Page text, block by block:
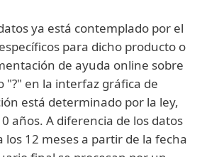
ya está contemplado por el
para dicho producto o
de ayuda online sobre
"?" en la interfaz gráfica de
está determinado por la ley,
años. A diferencia de los datos
12 meses a partir de la fecha